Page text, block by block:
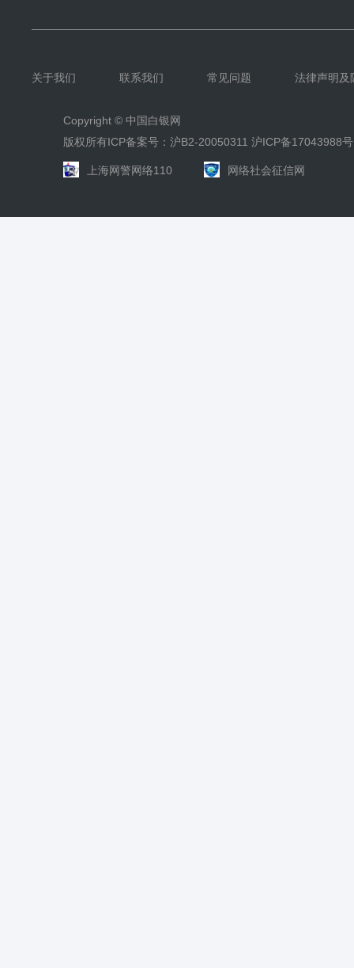
关于我们 联系我们 常见问题 法律声明及
Copyright © 中国白银网
版权所有ICP备案号：沪B2-20050311 沪ICP备17043988号
上海网警网络110 网络社会征信网